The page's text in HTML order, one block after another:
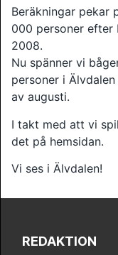
Beräkningar pekar
000 personer efter
2008.
Nu spänner vi
personer i
av augusti.
I takt med att vi
det på hemsidan.
Vi ses i Älvdalen!
REDAKTION